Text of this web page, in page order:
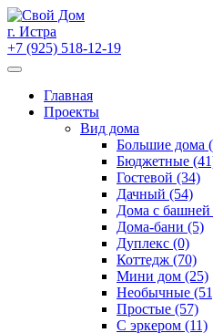
Skip
to
content
г. Истра
+7 (925) 518-12-19
Главная
Проекты
Вид дома
Большие дома
Бюджетные
Гостевой (34)
Дачный (54)
Дома с башней
Дома-бани (5)
Дуплекс (0)
Коттедж (70)
Мини дом (25)
Необычные
Простые (57)
С эркером (11)